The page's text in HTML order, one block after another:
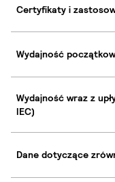
Certyfikaty i
Wydajność
Wydajność wraz z
IEC)
Dane dotyczące